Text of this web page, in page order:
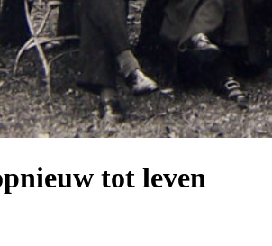
Wiki
tot leven